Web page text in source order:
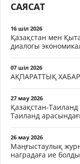
САЯСАТ
16 шіл 2026
Қазақстан мен
диалогы
07 шіл 2026
АҚПАРАТТЫҚ
27 мау 2026
Қазақстан-
Таиланд
26 мау 2026
Маңғыстаулық
наградаға ие болды